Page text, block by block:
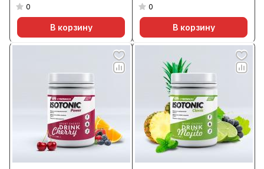
0
В корзину
0
В корзину